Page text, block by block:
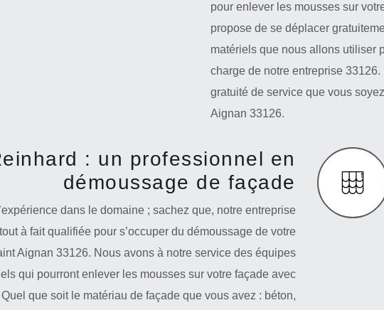
pour enlever les mousses sur
propose de se déplacer
matériels que nous allons utiliser
charge de notre entreprise
gratuité de service que vous
Aignan 33126.
: un professionnel en
démoussage de façade
dans le domaine ; sachez que, notre entreprise
à fait qualifiée pour s’occuper du démoussage de votre
Aignan 33126. Nous avons à notre service des équipes
qui pourront enlever les mousses sur votre façade avec
que soit le matériau de façade que vous avez : béton,